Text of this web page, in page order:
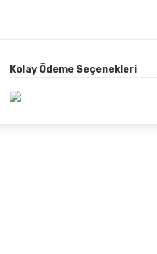
Kolay Ödeme Seçenekleri